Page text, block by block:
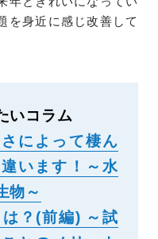
を身近に感じ改善して
いコラム
によって棲ん
います！～水
物～
は？(前編) ～試